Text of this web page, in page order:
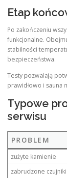
Etap
Po zakończeniu
funkcjonalne.
stabilności
bezpieczeństwa.
Testy pozwalają
prawidłowo i sauna
Typowe
serwisu
PROBLEM
zużyte kamienie
zabrudzone czujniki